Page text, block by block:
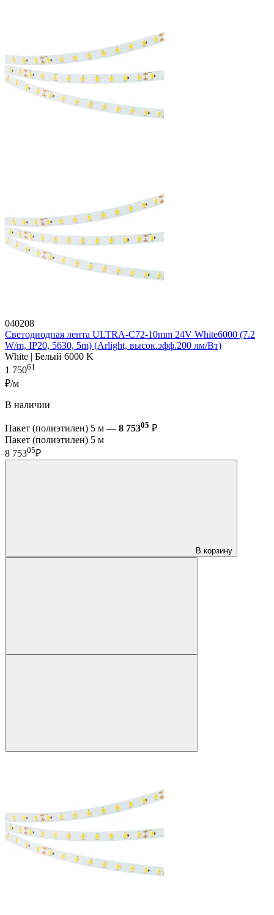
040208
Светодиодная лента ULTRA-C72-10mm 24V White6000 (7.2
W/m, IP20, 5630, 5m) (Arlight, высок.эфф.200 лм/Вт)
White | Белый 6000 K
1 75061
₽/м
В наличии
Пакет (полиэтилен) 5 м — 8 75305 ₽
Пакет (полиэтилен) 5 м
8 75305₽
В корзину